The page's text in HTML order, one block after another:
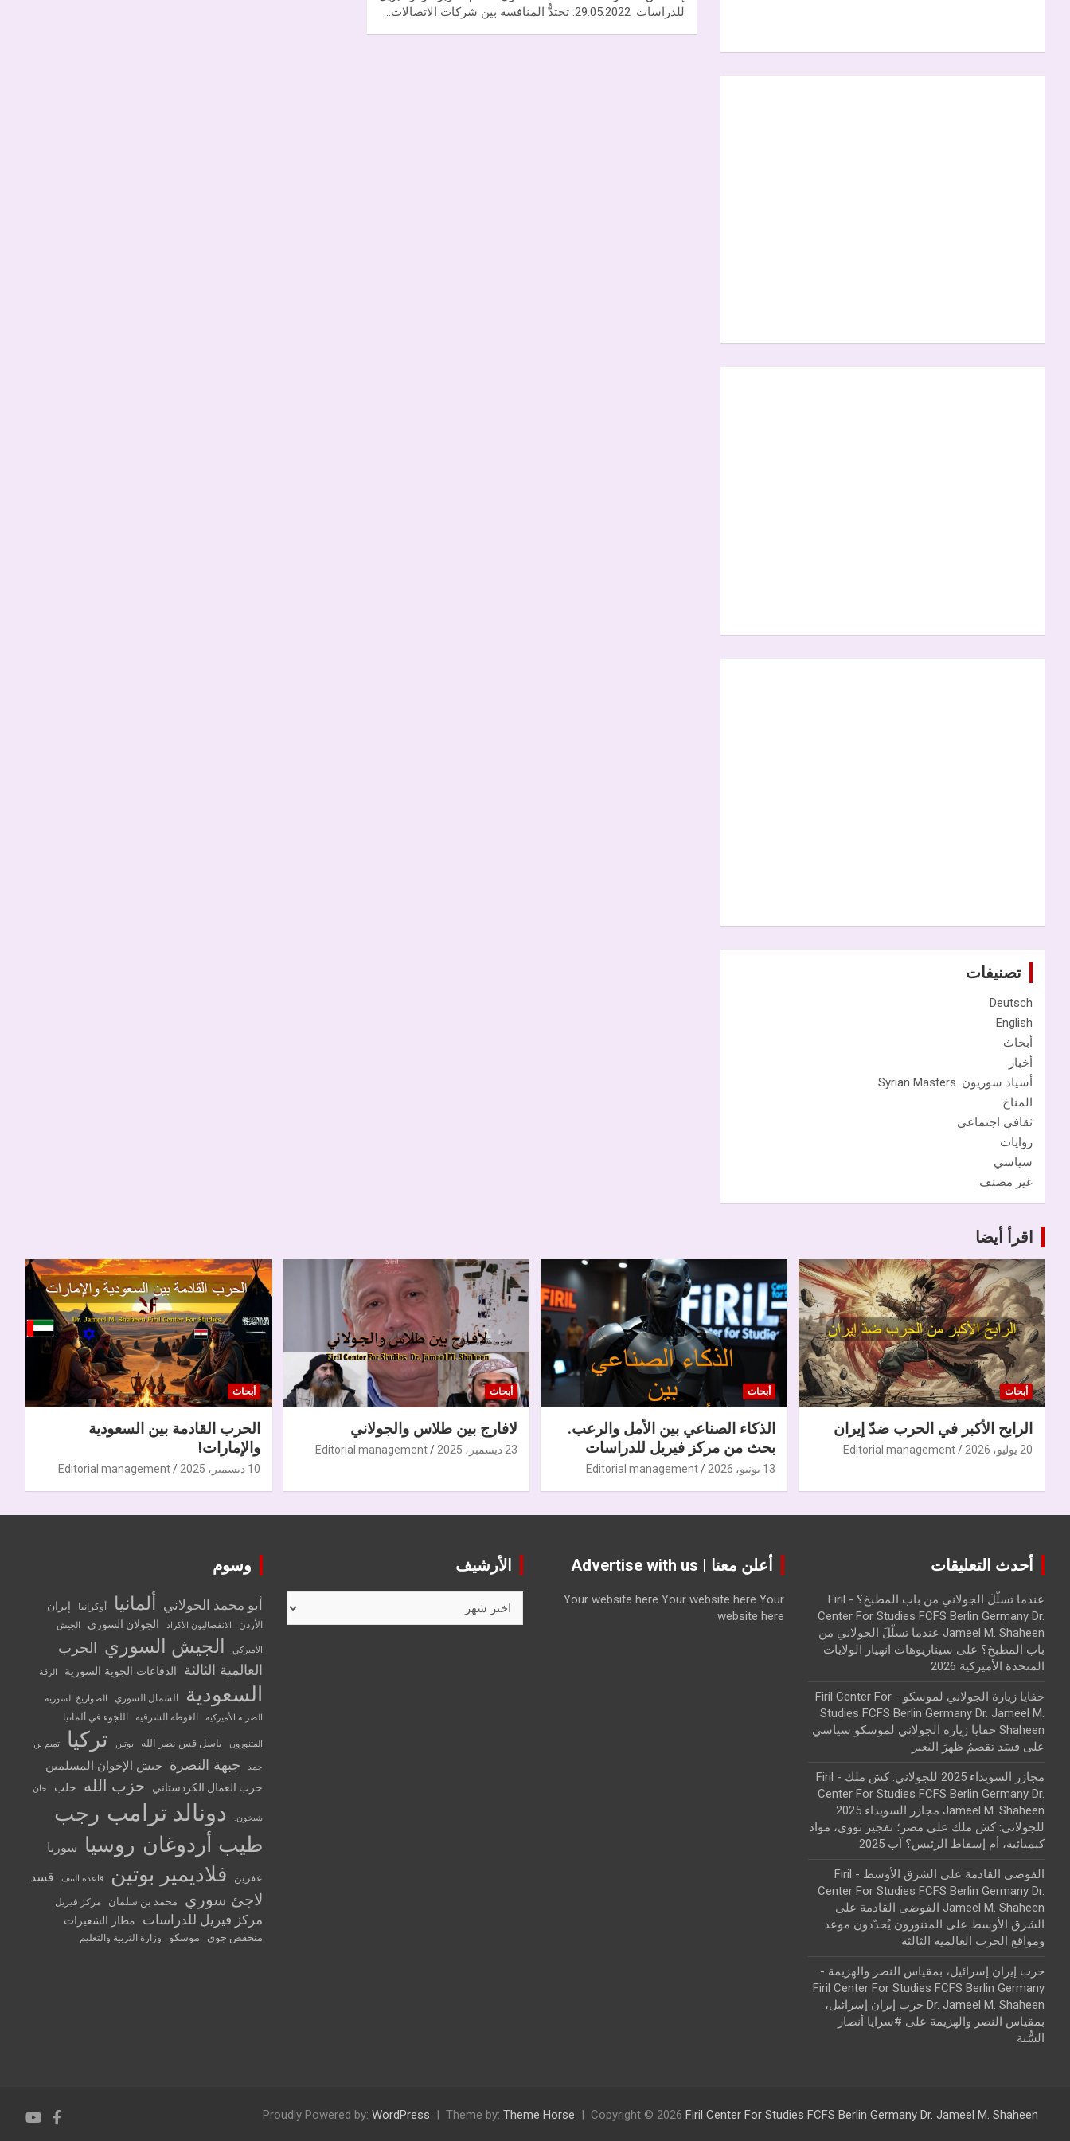
للدراسات. 29.05.2022. تحتدُّ المنافسة بين شركات الاتصالات…
تصنيفات
Deutsch
English
أبحاث
أخبار
أسياد سوريون. Syrian Masters
المناخ
ثقافي اجتماعي
روايات
سياسي
غير مصنف
اقرأ أيضا
أبحاث
الرابح الأكبر في الحرب ضدّ إيران
20 يوليو، 2026 Editorial management
أبحاث
الذكاء الصناعي بين الأمل والرعب.
بحث من مركز فيريل للدراسات
13 يونيو، 2026 Editorial management
أبحاث
لافارج بين طلاس والجولاني
23 ديسمبر، 2025 Editorial management
أبحاث
الحرب القادمة بين السعودية
والإمارات!
10 ديسمبر، 2025 Editorial management
أحدث التعليقات
عندما تسلّلَ الجولاني من باب المطبخ؟ - Firil
Center For Studies FCFS Berlin Germany Dr.
Jameel M. Shaheen عندما تسلّلَ الجولاني من
باب المطبخ؟ على سيناريوهات انهيار الولايات
المتحدة الأميركية 2026
خفايا زيارة الجولاني لموسكو - Firil Center For
Studies FCFS Berlin Germany Dr. Jameel M.
Shaheen خفايا زيارة الجولاني لموسكو سياسي
على قسَد تقصمُ ظهرَ البَعير
مجازر السويداء 2025 للجولاني: كش ملك - Firil
Center For Studies FCFS Berlin Germany Dr.
Jameel M. Shaheen مجازر السويداء 2025
للجولاني: كش ملك على مصر؛ تفجير نووي، مواد
كيميائية، أم إسقاط الرئيس؟ آب 2025
الفوضى القادمة على الشرق الأوسط - Firil
Center For Studies FCFS Berlin Germany Dr.
Jameel M. Shaheen الفوضى القادمة على
الشرق الأوسط على المتنورون يُحدّدون موعد
ومواقع الحرب العالمية الثالثة
حرب إيران إسرائيل، بمقياس النصر والهزيمة -
Firil Center For Studies FCFS Berlin Germany
Dr. Jameel M. Shaheen حرب إيران إسرائيل،
بمقياس النصر والهزيمة على #سرايا أنصار
السُّنة
أعلن معنا | Advertise with us
Your website here Your website here Your
website here
الأرشيف وسوم
أبو محمد الجولاني ألمانيا أوكرانيا إيران
الأردن الانفصاليون الأكراد الجولان السوري الجيش
الأميركي الجيش السوري الحرب
العالمية الثالثة
الدفاعات الجوية السورية الرقة
السعودية الشمال السوري
الصواريخ السورية
الضربة الأميركية
الغوطة الشرقية اللجوء في ألمانيا
المتنورون باسل قس نصر الله بوتين تركيا تميم بن
حمد جبهة النصرة جيش الإخوان المسلمين
حزب العمال الكردستاني حزب الله حلب خان
شيخون. دونالد ترامب رجب
طيب أردوغان روسيا سوريا
عفرين فلاديمير بوتين قاعدة التنف قسد
لاجئ سوري محمد بن سلمان مركز فيريل
مركز فيريل للدراسات مطار الشعيرات
منخفض جوي موسكو وزارة التربية والتعليم
Copyright © 2026 Firil Center For Studies FCFS Berlin Germany Dr. Jameel M. Shaheen
Theme by: Theme Horse
Proudly Powered by: WordPress